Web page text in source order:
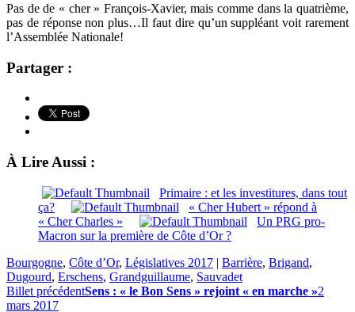
Pas de de « cher » François-Xavier, mais comme dans la quatrième,
pas de réponse non plus…Il faut dire qu’un suppléant voit rarement
l’Assemblée Nationale!
Partager :
À Lire Aussi :
Primaire : et les investitures, dans tout
ça?
« Cher Hubert » répond à
« Cher Charles »
Un PRG pro-
Macron sur la première de Côte d’Or ?
Bourgogne, Côte d’Or, Législatives 2017 | Barrière, Brigand,
Dugourd, Erschens, Grandguillaume, Sauvadet
Billet précédentSens : « le Bon Sens » rejoint « en marche »2
mars 2017